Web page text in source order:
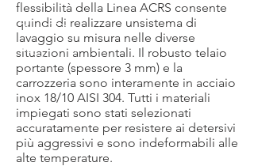
flessibilità della Linea ACRS consente
quindi di realizzare unsistema di
lavaggio su misura nelle diverse
situazioni ambientali. Il robusto telaio
portante (spessore 3 mm) e la
carrozzeria sono interamente in acciaio
inox 18/10 AISI 304. Tutti i materiali
impiegati sono stati selezionati
accuratamente per resistere ai detersivi
più aggressivi e sono indeformabili alle
alte temperature.